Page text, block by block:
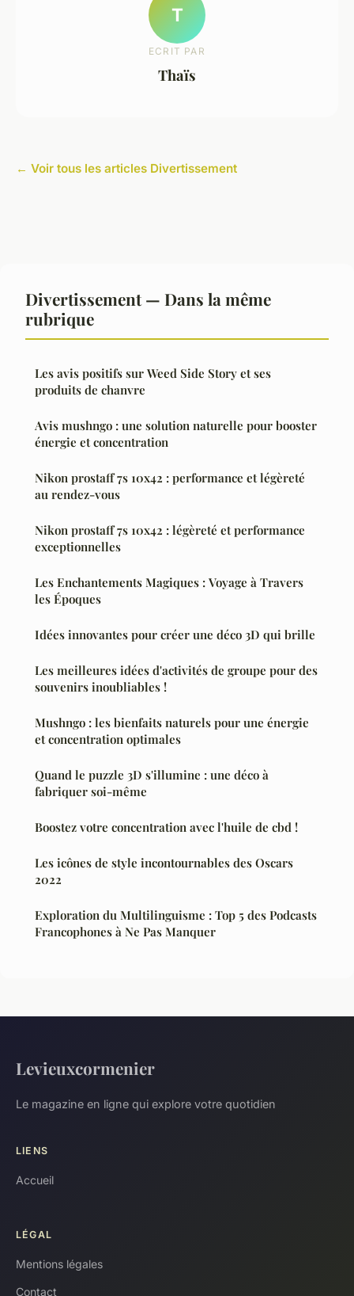
T
ECRIT PAR
Thaïs
← Voir tous les articles Divertissement
Divertissement — Dans la même
rubrique
Les avis positifs sur Weed Side Story et ses
produits de chanvre
Avis mushngo : une solution naturelle pour booster
énergie et concentration
Nikon prostaff 7s 10x42 : performance et légèreté
au rendez-vous
Nikon prostaff 7s 10x42 : légèreté et performance
exceptionnelles
Les Enchantements Magiques : Voyage à Travers
les Époques
Idées innovantes pour créer une déco 3D qui brille
Les meilleures idées d'activités de groupe pour des
souvenirs inoubliables !
Mushngo : les bienfaits naturels pour une énergie
et concentration optimales
Quand le puzzle 3D s'illumine : une déco à
fabriquer soi-même
Boostez votre concentration avec l'huile de cbd !
Les icônes de style incontournables des Oscars
2022
Exploration du Multilinguisme : Top 5 des Podcasts
Francophones à Ne Pas Manquer
Levieuxcormenier
Le magazine en ligne qui explore votre quotidien
LIENS
Accueil
LÉGAL
Mentions légales
Contact